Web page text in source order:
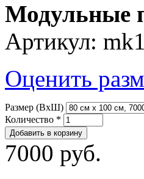
Модульные
Артикул:
Оценить
Размер (ВхШ)
Количество *
7000 руб.